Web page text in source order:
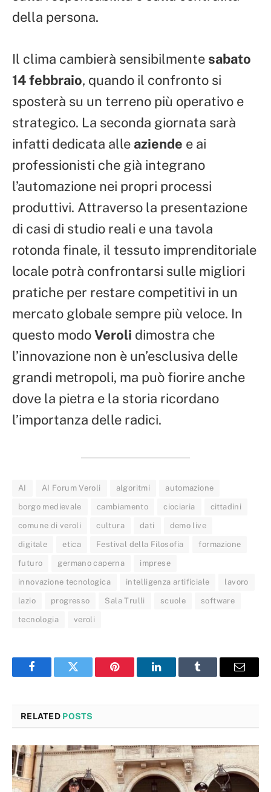
della persona.
Il clima cambierà sensibilmente sabato
14 febbraio, quando il confronto si
sposterà su un terreno più operativo e
strategico. La seconda giornata sarà
infatti dedicata alle aziende e ai
professionisti che già integrano
l’automazione nei propri processi
produttivi. Attraverso la presentazione
di casi di studio reali e una tavola
rotonda finale, il tessuto imprenditoriale
locale potrà confrontarsi sulle migliori
pratiche per restare competitivi in un
mercato globale sempre più veloce. In
questo modoVeroli dimostra che
l’innovazione non è un’esclusiva delle
grandi metropoli, ma può fiorire anche
dove la pietra e la storia ricordano
l’importanza delle radici.
AI AI Forum Veroli algoritmi automazione
borgo medievale cambiamento ciociaria cittadini
comune di veroli cultura dati demo live
digitale etica Festival della Filosofia formazione
futuro germano caperna imprese
innovazione tecnologica intelligenza artificiale lavoro
lazio progresso Sala Trulli scuole software
tecnologia veroli
FacebookTwitter Pinterest LinkedInTumblr Email
RELATED POSTS